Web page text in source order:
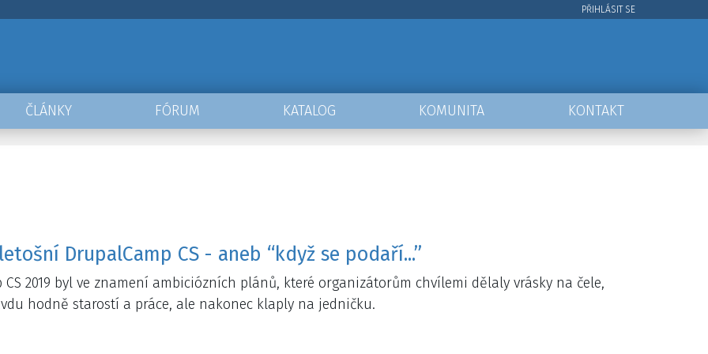
menu
PŘIHLÁSIT SE
ČLÁNKY FÓRUM KATALOG KOMUNITA KONTAKT
DrupalCamp CS - aneb “když se podaří...”
CS 2019 byl ve znamení ambiciózních plánů, které organizátorům chvílemi dělaly vrásky na čele,
hodně starostí a práce, ale nakonec klaply na jedničku.